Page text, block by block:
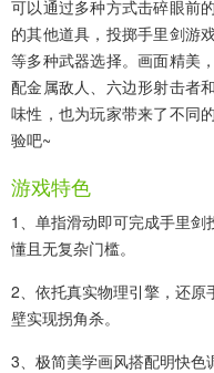
可以通过多种方式击碎眼前
的其他道具，投掷手里剑游
等多种武器选择。画面精美
配金属敌人、六边形射击者
味性，也为玩家带来了不同
验吧~
游戏特色
1、单指滑动即可完成手里
懂且无复杂门槛。
2、依托真实物理引擎，还
壁实现拐角杀。
3、极简美学画风搭配明快色